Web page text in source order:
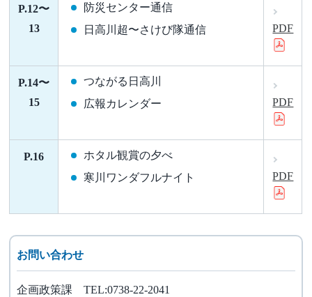
P.12〜
13
防災センター通信
日高川超〜さけび隊通信
PDF
P.14〜
15
つながる日高川
広報カレンダー
PDF
P.16
ホタル観賞の夕べ
寒川ワンダフルナイト
PDF
お問い合わせ
企画政策課 TEL:0738-22-2041